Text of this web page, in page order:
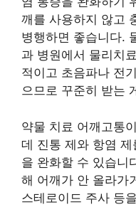
깨를 사용하지 않고
병행하면 좋습니다.
과 병원에서 물리치
적이고 초음파나 전
으므로 꾸준히 받는
약물 치료 어깨고통
데 진통 제와 항염
을 완화할 수 있습니
해 어깨가 안 올라가
스테로이드 주사 등